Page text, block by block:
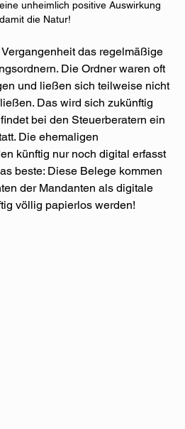
unheimlich positive Auswirkung
die Natur!
das regelmäßige
Die Ordner waren oft
und ließen sich teilweise nicht
Das wird sich zukünftig
bei den Steuerberatern ein
Die ehemaligen
künftig nur noch digital erfasst
beste: Diese Belege kommen
der Mandanten als digitale
völlig papierlos werden!